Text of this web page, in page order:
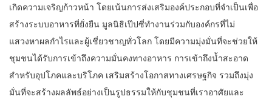
เกิดความเจริญก้าวหน้า โดยเน้นการส่งเสริมองค์ประกอบที่จำเป็นเพื่อ
สร้างระบบอาหารที่ยั่งยืน มูลนิธิเป๊ปซี่ทำงานร่วมกับองค์กรที่ไม่
แสวงหาผลกำไรและผู้เชี่ยวชาญทั่วโลก โดยมีความมุ่งมั่นที่จะช่วยให้
ชุมชนได้รับการเข้าถึงความมั่นคงทางอาหาร การเข้าถึงน้ำสะอาด
สำหรับอุปโภคและบริโภค เสริมสร้างโอกาสทางเศรษฐกิจ รวมถึงมุ่ง
มั่นที่จะสร้างผลลัพธ์อย่างเป็นรูปธรรมให้กับชุมชนที่เราอาศัยและ